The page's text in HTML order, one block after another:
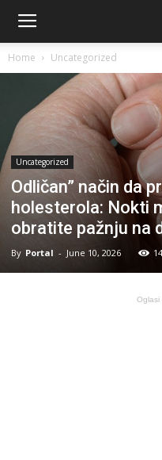
Home Uncategorized
Uncategorized
Odličan” način da
holesterola: Nokti
obratite pažnju na
By Portal - June 10, 2026
Oglasi